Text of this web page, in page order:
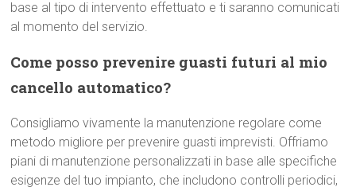
base al tipo di intervento effettuato e ti saranno comunicati
al momento del servizio.
Come posso prevenire guasti futuri al mio
cancello automatico?
Consigliamo vivamente la manutenzione regolare come
metodo migliore per prevenire guasti imprevisti. Offriamo
piani di manutenzione personalizzati in base alle specifiche
esigenze del tuo impianto, che includono controlli periodici,